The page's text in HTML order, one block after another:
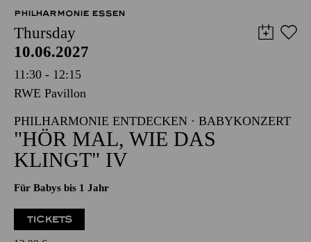
PHILHARMONIE ESSEN
Thursday
10.06.2027
11:30 - 12:15
RWE Pavillon
PHILHARMONIE ENTDECKEN · BABYKONZERT
"HÖR MAL, WIE DAS
KLINGT" IV
Für Babys bis 1 Jahr
TICKETS